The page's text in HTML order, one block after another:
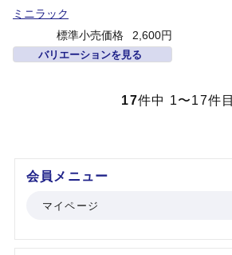
ミニラック
標準小売価格
2,600円
バリエーションを見る
17件中 1〜17件目
会員メニュー
マイページ